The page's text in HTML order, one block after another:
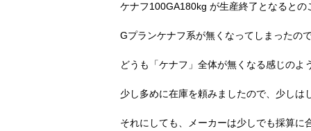
ケナフ100GA180kg が生産終了となるとの
Gプランケナフ系が無くなってしまったの
どうも「ケナフ」全体が無くなる感じのよ
少し多めに在庫を頼みましたので、少しは
それにしても、メーカーは少しでも採算